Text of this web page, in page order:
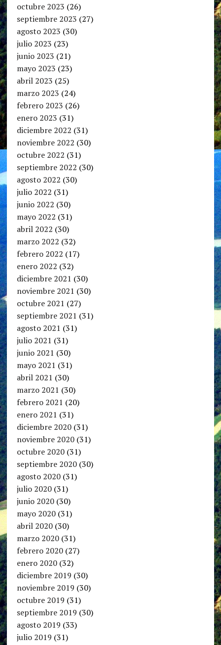
octubre 2023 (26)
septiembre 2023 (27)
agosto 2023 (30)
julio 2023 (23)
junio 2023 (21)
mayo 2023 (23)
abril 2023 (25)
marzo 2023 (24)
febrero 2023 (26)
enero 2023 (31)
diciembre 2022 (31)
noviembre 2022 (30)
octubre 2022 (31)
septiembre 2022 (30)
agosto 2022 (30)
julio 2022 (31)
junio 2022 (30)
mayo 2022 (31)
abril 2022 (30)
marzo 2022 (32)
febrero 2022 (17)
enero 2022 (32)
diciembre 2021 (30)
noviembre 2021 (30)
octubre 2021 (27)
septiembre 2021 (31)
agosto 2021 (31)
julio 2021 (31)
junio 2021 (30)
mayo 2021 (31)
abril 2021 (30)
marzo 2021 (30)
febrero 2021 (20)
enero 2021 (31)
diciembre 2020(31)
noviembre 2020(31)
octubre 2020(31)
septiembre 2020(30)
agosto 2020(31)
julio 2020(31)
junio 2020(30)
mayo 2020(31)
abril 2020(30)
marzo 2020(31)
febrero 2020(27)
enero 2020(32)
diciembre 2019 (30)
noviembre 2019 (30)
octubre 2019 (31)
septiembre 2019 (30)
agosto 2019 (33)
julio 2019 (31)